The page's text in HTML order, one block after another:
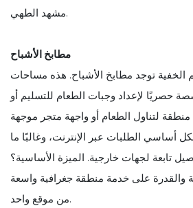
مشهد الطهي.
مطابخ الأشباح
الخفية توجد مطابخ الأشباح. هذه مساحات
حصريًا لإعداد وجبات الطعام للتسليم أو
منطقة لتناول الطعام أو واجهة متجر موجهة
أساسي الطلبات عبر الإنترنت، وغالبًا ما
تابعة لجهات خارجية. الميزة الأساسية؟
والقدرة على خدمة منطقة جغرافية واسعة
من موقع واحد.